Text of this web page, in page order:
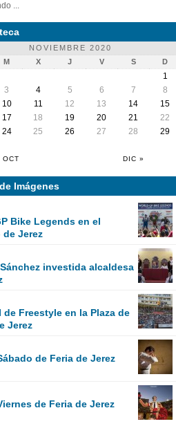
...
NOVIEMBRE 2020
M X J V S D
OCT DIC »
1
3 4 5 6 7
8
10 11 12 13 14
15
17 18 19 20 21
22
24 25 26 27 28
29
Imágenes
Bike Legends en el
Jerez
investida alcaldesa
de Freestyle en la Plaza de
Jerez
de Feria de Jerez
de Feria de Jerez